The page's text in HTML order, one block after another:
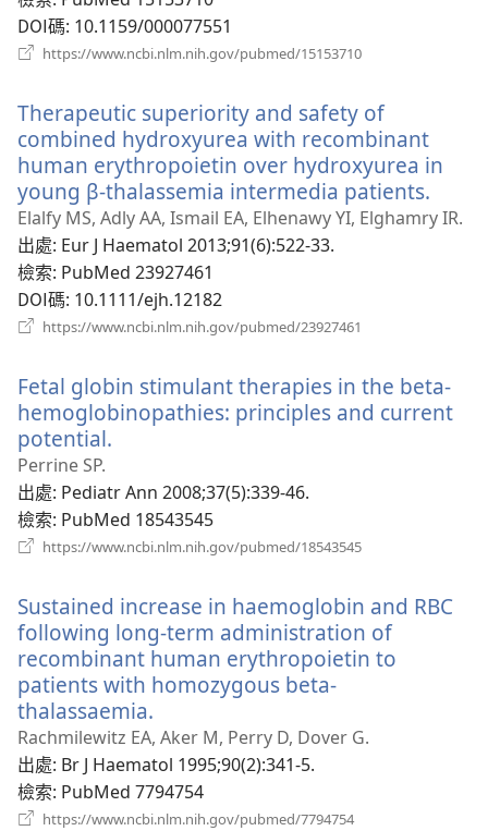
DOI碼‎: 10.1159/000077551
https://www.ncbi.nlm.nih.gov/pubmed/15153710
視
窗）
Therapeutic superiority and safety of
combined hydroxyurea with recombinant
human erythropoietin over hydroxyurea in
young β-thalassemia intermedia patients.
啟
Elalfy MS, Adly AA, Ismail EA, Elhenawy YI, Elghamry IR.
出處‎: Eur J Haematol 2013;91(6):522-33.
檢索‎: PubMed 23927461
DOI碼‎: 10.1111/ejh.12182
https://www.ncbi.nlm.nih.gov/pubmed/23927461
視
窗）
Fetal globin stimulant therapies in the beta-
hemoglobinopathies: principles and current
potential.
新
視
窗）
Perrine SP.
出處‎: Pediatr Ann 2008;37(5):339-46.
檢索‎: PubMed 18543545
https://www.ncbi.nlm.nih.gov/pubmed/18543545
視
窗）
Sustained increase in haemoglobin and RBC
following long-term administration of
recombinant human erythropoietin to
patients with homozygous beta-
thalassaemia.
啟
新
視
窗）
Rachmilewitz EA, Aker M, Perry D, Dover G.
出處‎: Br J Haematol 1995;90(2):341-5.
檢索‎: PubMed 7794754
https://www.ncbi.nlm.nih.gov/pubmed/7794754